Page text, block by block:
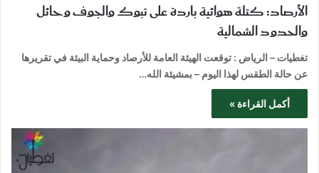
الأرصاد: كتلة هوائية باردة على تبوك والجوف وحائل
والحدود الشمالية
تغطيات – الرياض : توقعت الهيئة العامة للأرصاد وحماية البيئة في تقريرها
عن حالة الطقس لهذا اليوم – بمشيئة الله…
أكمل القراءة »